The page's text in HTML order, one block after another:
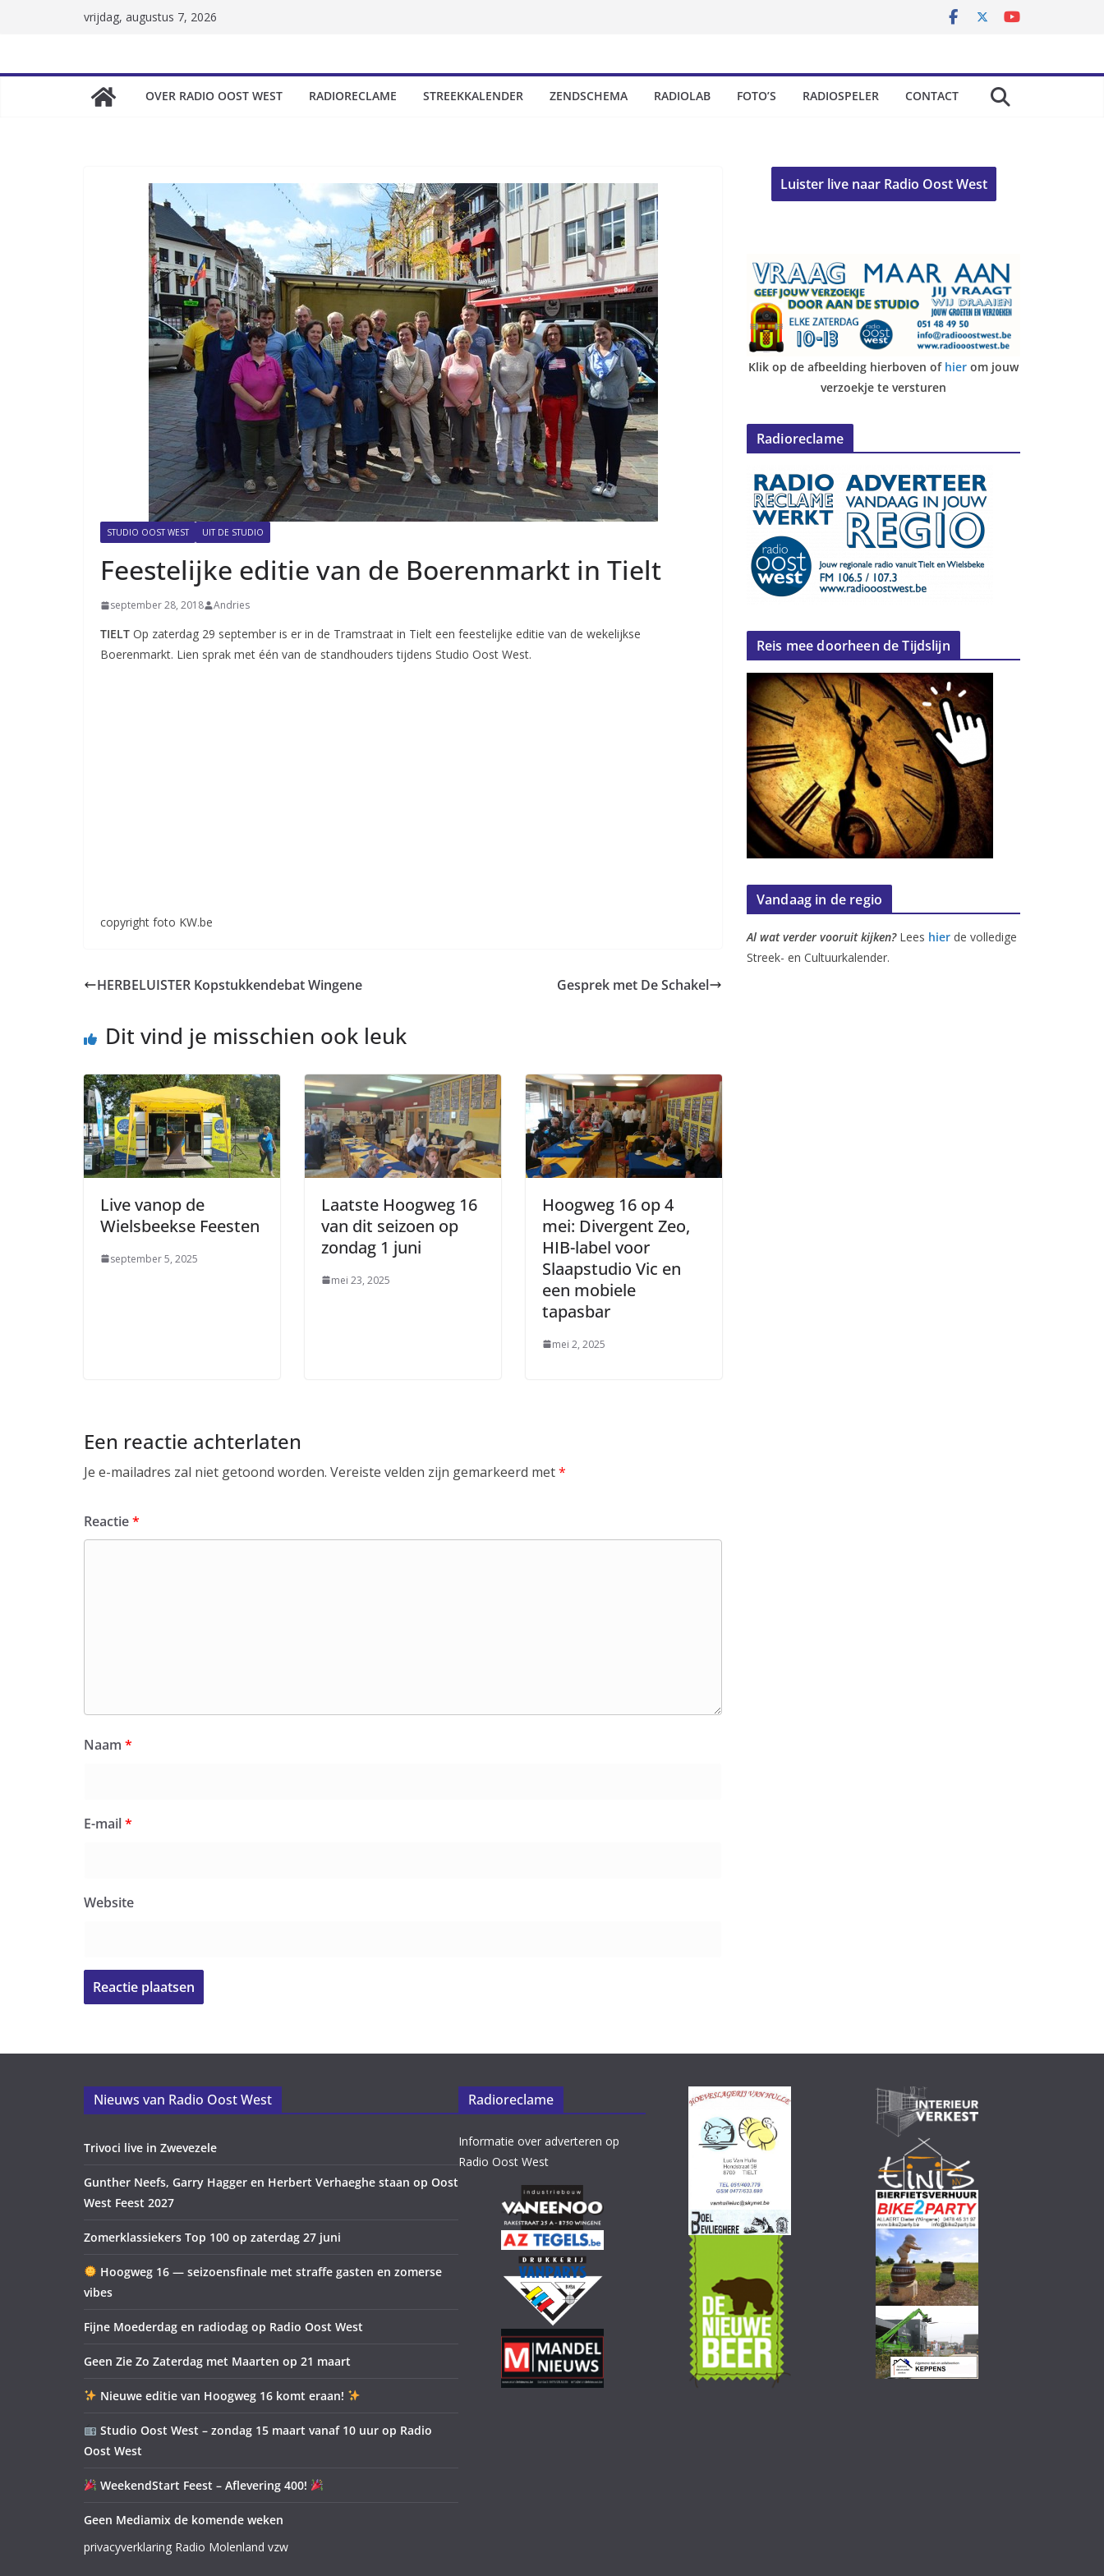
vrijdag, augustus 7, 2026
OVER RADIO OOST WEST RADIORECLAME STREEKKALENDER ZENDSCHEMA RADIOLAB FOTO’S RADIOSPELER CONTACT
STUDIO OOST WEST UIT DE STUDIO
Feestelijke editie van de Boerenmarkt in Tielt
september 28, 2018 Andries
TIELT Op zaterdag 29 september is er in de Tramstraat in Tielt een feestelijke editie van de wekelijkse
Boerenmarkt. Lien sprak met één van de standhouders tijdens Studio Oost West.
copyright foto KW.be
HERBELUISTER Kopstukkendebat Wingene Gesprek met De Schakel
Dit vind je misschien ook leuk
Live vanop de
Wielsbeekse Feesten
september 5, 2025
Laatste Hoogweg 16
van dit seizoen op
zondag 1 juni
mei 23, 2025
Hoogweg 16 op 4
mei: Divergent Zeo,
HIB-label voor
Slaapstudio Vic en
een mobiele
tapasbar
mei 2, 2025
Een reactie achterlaten
Je e-mailadres zal niet getoond worden. Vereiste velden zijn gemarkeerd met*
Reactie*
Naam *
E-mail*
Website
Luister live naar Radio Oost West
Klik op de afbeelding hierboven of hier om jouw
verzoekje te versturen
Radioreclame
Reis mee doorheen de Tijdslijn
Vandaag in de regio
Al wat verder vooruit kijken?Lees hier de volledige
Streek- en Cultuurkalender.
Nieuws van Radio Oost West
Trivoci live in Zwevezele
Gunther Neefs, Garry Hagger en Herbert Verhaeghe staan op Oost
West Feest 2027
Zomerklassiekers Top 100 op zaterdag 27 juni
Hoogweg 16 — seizoensfinale met straffe gasten en zomerse
vibes
Fijne Moederdag en radiodag op Radio Oost West
Geen Zie Zo Zaterdag met Maarten op 21 maart
Nieuwe editie van Hoogweg 16 komt eraan!
Studio Oost West – zondag 15 maart vanaf 10 uur op Radio
Oost West
WeekendStart Feest – Aflevering 400!
Geen Mediamix de komende weken
privacyverklaring Radio Molenland vzw
Radioreclame
Informatie over adverteren op
Radio Oost West